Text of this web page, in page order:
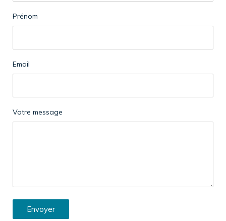
Prénom
Email
Votre message
Envoyer